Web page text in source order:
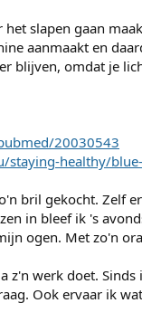
slapen gaan
aanmaakt en
blijven, omdat je
20030543
healthy/
bril gekocht. Zelf
in bleef ik 's
ogen. Met zo'n
z'n werk doet.
Ook ervaar ik